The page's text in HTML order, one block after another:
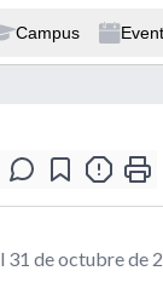
Campus
31 de octubre de